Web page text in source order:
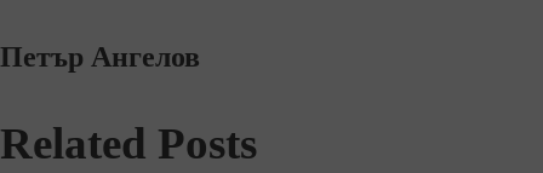
Петър Ангелов
Related Posts